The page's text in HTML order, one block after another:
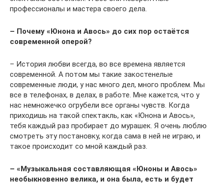
профессионалы и мастера своего дела.
– Почему «Юнона и Авось» до сих пор остаётся
современной оперой?
– История любви всегда, во все времена является
современной. А потом мы такие закостенелые
современные люди, у нас много дел, много проблем. Мы
все в телефонах, в делах, в работе. Мне кажется, что у
нас немножечко огрубели все органы чувств. Когда
приходишь на такой спектакль, как «Юнона и Авось»,
тебя каждый раз пробирает до мурашек. Я очень люблю
смотреть эту постановку, когда сама в ней не играю, и
такое происходит со мной каждый раз.
– «Музыкальная составляющая «Юноны и Авось»
необыкновенно велика, и она была, есть и будет